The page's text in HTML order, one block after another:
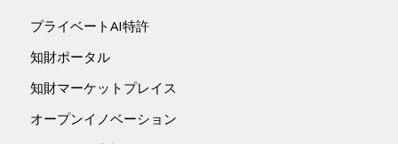
プライベートAI特許
知財ポータル
知財マーケットプレイス
オープンイノベーション